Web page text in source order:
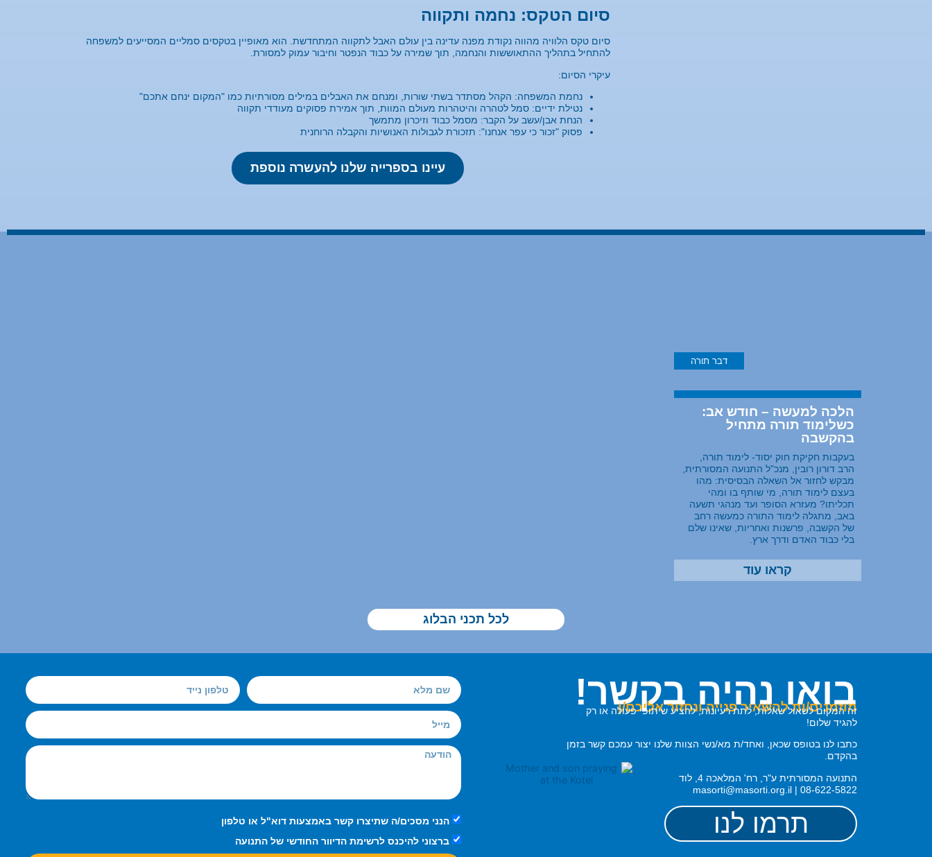
סיום הטקס: נחמה ותקווה
סיום טקס הלוויה מהווה נקודת מפנה עדינה בין עולם האבל לתקווה המתחדשת. הוא מאופיין בטקסים סמליים המסייעים למשפחה
להתחיל בתהליך ההתאוששות והנחמה, תוך שמירה על כבוד הנפטר וחיבור עמוק למסורת.
עיקרי הסיום:
נחמת המשפחה: הקהל מסתדר בשתי שורות, ומנחם את האבלים במילים מסורתיות כמו "המקום ינחם אתכם"
נטילת ידיים: סמל לטהרה והיטהרות מעולם המוות, תוך אמירת פסוקים מעודדי תקווה
הנחת אבן/עשב על הקבר: מסמל כבוד וזיכרון מתמשך
פסוק "זכור כי עפר אנחנו": תזכורת לגבולות האנושיות והקבלה הרוחנית
עיינו בספרייה שלנו להעשרה נוספת
דבר תורה
הלכה למעשה – חודש אב:
כשלימוד תורה מתחיל
בהקשבה
בעקבות חקיקת חוק יסוד- לימוד תורה,
הרב דורון רובין, מנכ"ל התנועה המסורתית,
מבקש לחזור אל השאלה הבסיסית: מהו
בעצם לימוד תורה, מי שותף בו ומהי
תכליתו? מעזרא הסופר ועד מנהגי תשעה
באב, מתגלה לימוד התורה כמעשה רחב
של הקשבה, פרשנות ואחריות, שאינו שלם
בלי כבוד האדם ודרך ארץ.
קראו עוד
לכל תכני הבלוג
בואו נהיה בקשר!
מוזמנים/ות להשאיר פנייה ונחזור אליכם/ן
תרמו לנו
זה המקום לשאול שאלות, לתת רעיונות, להציע שיתופי פעולה או רק
להגיד שלום!
כתבו לנו בטופס שכאן, ואחד/ת מא/נשי הצוות שלנו יצור עמכם קשר בזמן
בהקדם.
התנועה המסורתית ע"ר, רח' המלאכה 4, לוד
08-622-5822 | masorti@masorti.org.il
הנני מסכים/ה שתיצרו קשר באמצעות דוא"ל או טלפון
ברצוני להיכנס לרשימת הדיוור החודשי של התנועה